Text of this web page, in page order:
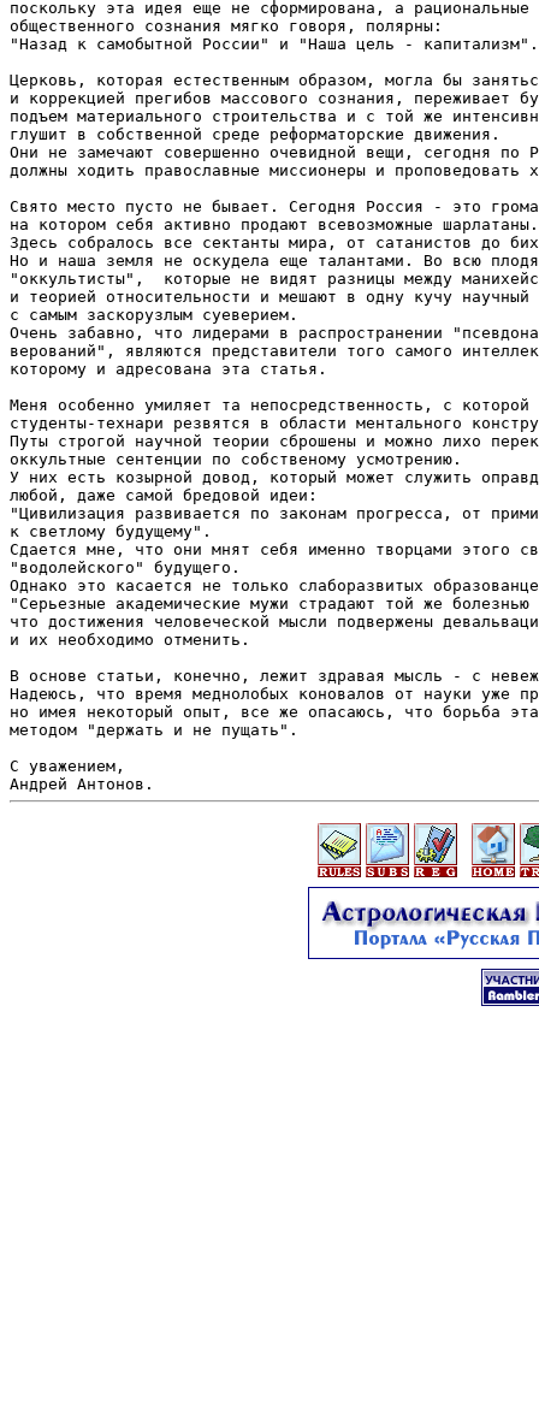
поскольку эта идея еще не сформирована, а рациональные
общественного сознания мягко говоря, полярны:
"Назад к самобытной России" и "Наша цель - капитализм".
Церковь, которая естественным образом, могла бы
и коррекцией прегибов массового сознания, переживает
подъем материального строительства и с той же
глушит в собственной среде реформаторские движения.
Они не замечают совершенно очевидной вещи, сегодня по
должны ходить православные миссионеры и проповедовать
Свято место пусто не бывает. Сегодня Россия - это
на котором себя активно продают всевозможные шарлатаны.
Здесь собралось все сектанты мира, от сатанистов до
Но и наша земля не оскудела еще талантами. Во всю
"оккультисты",  которые не видят разницы между
и теорией относительности и мешают в одну кучу
с самым заскорузлым суеверием.
Очень забавно, что лидерами в распространении
верований", являются представители того самого
которому и адресована эта статья.
Меня особенно умиляет та непосредственность, с которой
студенты-технари резвятся в области ментального
Путы строгой научной теории сброшены и можно лихо
оккультные сентенции по собственому усмотрению.
У них есть козырной довод, который может служить
любой, даже самой бредовой идеи:
"Цивилизация развивается по законам прогресса, от
к светлому будущему".
Сдается мне, что они мнят себя именно творцами этого
"водолейского" будущего.
Однако это касается не только слаборазвитых
"Серьезные академические мужи страдают той же
что достижения человеческой мысли подвержены
и их необходимо отменить.
В основе статьи, конечно, лежит здравая мысль - с
Надеюсь, что время меднолобых коновалов от науки уже
но имея некоторый опыт, все же опасаюсь, что борьба
методом "держать и не пущать".
С уважением,